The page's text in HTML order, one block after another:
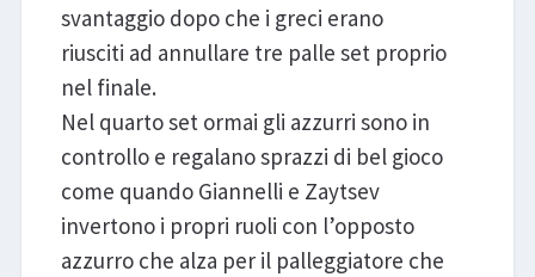
svantaggio dopo che i greci erano
riusciti ad annullare tre palle set proprio
nel finale.
Nel quarto set ormai gli azzurri sono in
controllo e regalano sprazzi di bel gioco
come quando Giannelli e Zaytsev
invertono i propri ruoli con l’opposto
azzurro che alza per il palleggiatore che